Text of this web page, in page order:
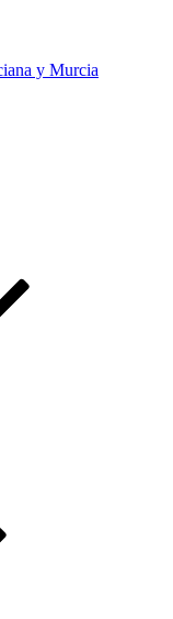
y Murcia